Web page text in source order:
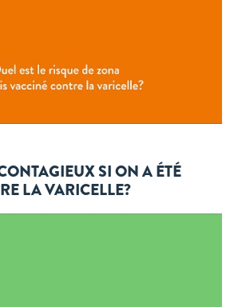
SI ON A ÉTÉ
LA VARICELLE?